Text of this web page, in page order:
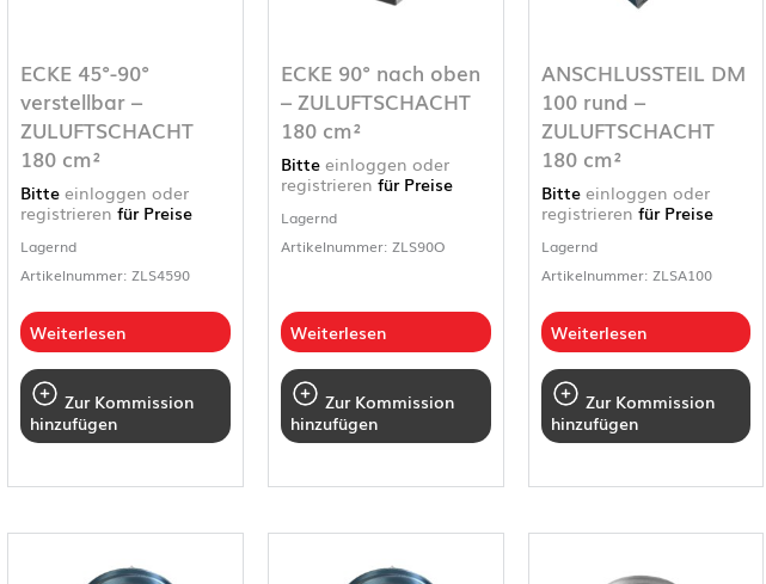
ECKE 45°-90°
verstellbar –
ZULUFTSCHACHT
180 cm²
Bitte einloggen oder
registrieren für Preise
Lagernd
Artikelnummer: ZLS4590
Weiterlesen
Zur Kommission
hinzufügen
ECKE 90° nach oben
– ZULUFTSCHACHT
180 cm²
Bitte einloggen oder
registrieren für Preise
Lagernd
Artikelnummer: ZLS90O
Weiterlesen
Zur Kommission
hinzufügen
ANSCHLUSSTEIL DM
100 rund –
ZULUFTSCHACHT
180 cm²
Bitte einloggen oder
registrieren für Preise
Lagernd
Artikelnummer: ZLSA100
Weiterlesen
Zur Kommission
hinzufügen